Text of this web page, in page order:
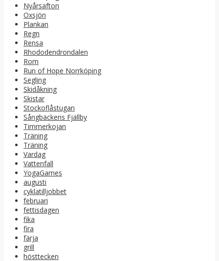
Nyårsafton
Oxsjön
Plankan
Regn
Rensa
Rhododendrondalen
Rom
Run of Hope Norrköping
Segling
Skidåkning
Skistar
Stockoflåstugan
Sångbäckens Fjällby
Timmerkojan
Träning
Träning
Vardag
Vattenfall
YogaGames
augusti
cyklatilljobbet
februari
fettisdagen
fika
fira
färja
grill
hösttecken